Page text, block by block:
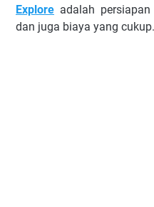
Explore adalah
dan juga biaya yang